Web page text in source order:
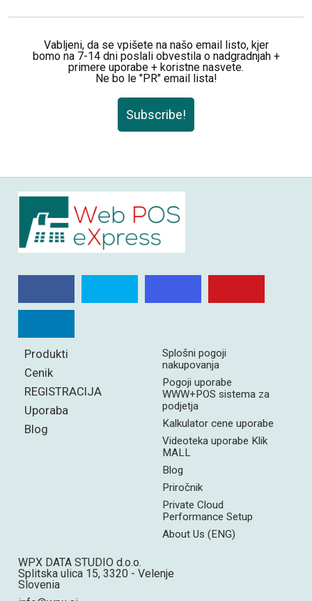
Vabljeni, da se vpišete na našo email listo, kjer
bomo na 7-14 dni poslali obvestila o nadgradnjah +
primere uporabe + koristne nasvete.
Ne bo le "PR" email lista!
Subscribe!
Produkti
Cenik
REGISTRACIJA
Uporaba
Blog
Splošni pogoji
nakupovanja
Pogoji uporabe
WWW+POS sistema za
podjetja
Kalkulator cene uporabe
Videoteka uporabe Klik
MALL
Blog
Priročnik
Private Cloud
Performance Setup
About Us (ENG)
WPX DATA STUDIO d.o.o.
Splitska ulica 15, 3320 - Velenje
Slovenia